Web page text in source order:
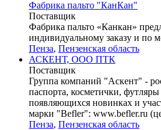
Фабрика пальто "КанКан"
Поставщик
Фабрика пальто «Канкан»
индивидуальному заказу и по
Пенза, Пензенская область
АСКЕНТ, ООО ПТК
Поставщик
Группа компаний "Аскент" -
паспорта, косметички,
появляющихся новинках и
марки "Befler": www.befler.ru
Пенза, Пензенская область